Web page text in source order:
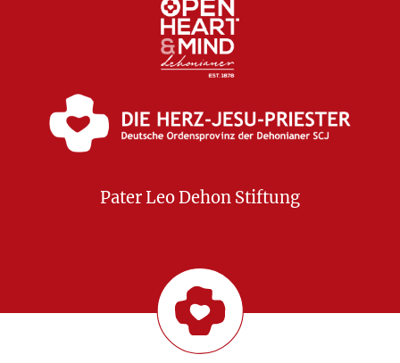
Pater Leo Dehon Stiftung